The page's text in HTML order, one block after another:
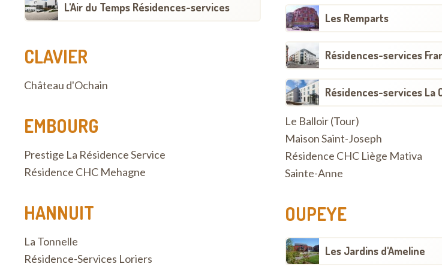
L'Air du Temps Résidences-services
CLAVIER
Château d'Ochain
EMBOURG
Prestige La Résidence Service
Résidence CHC Mehagne
HANNUIT
La Tonnelle
Résidence-Services Loriers
Les Remparts
Résidences-services
Résidences-services La
Le Balloir (Tour)
Maison Saint-Joseph
Résidence CHC Liège Mativa
Sainte-Anne
OUPEYE
Les Jardins d'Ameline